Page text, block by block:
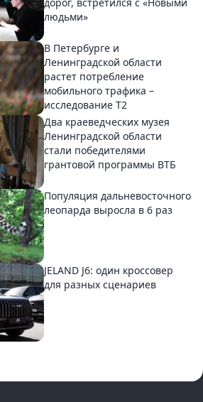
людьми»
В Петербурге и
Ленинградской области
растет потребление
мобильного трафика –
исследование T2
Два краеведческих музея
Ленинградской области
стали победителями
грантовой программы ВТБ
Популяция дальневосточного
леопарда выросла в 6 раз
JELAND J6: один кроссовер
для разных сценариев